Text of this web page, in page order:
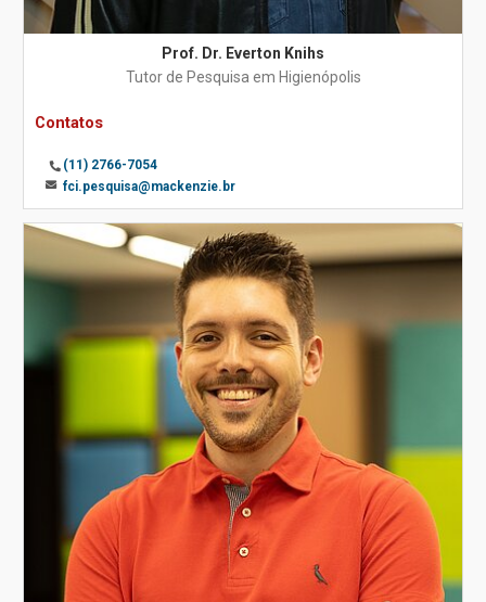
Prof. Dr. Everton Knihs
Tutor de Pesquisa em Higienópolis
Contatos
(11) 2766-7054
fci.pesquisa@mackenzie.br